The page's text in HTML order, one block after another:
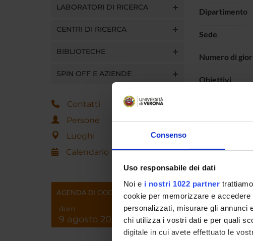
Consenso
Uso responsabile dei dati
Noi e i nostri 1022 partner
cookie per memorizzare e
personalizzati, misurare gli annunci
chi utilizza i vostri dati e per quali
digitale in cui avete effettuato le
LABORATORI DI RICERCA
CENTRI DI RICERCA
BIBLIOTECHE
SPIN OFF E AZIENDE
Contatti
Persone
Luoghi
Calendario
AGENDA DI OGGI
dom
9 agosto 2026
Dipartimento
Sede
Numero di
Obiettivi
Aree
Categoria